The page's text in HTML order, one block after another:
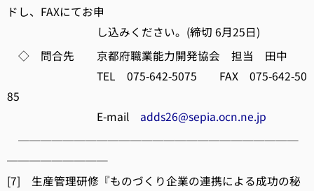
ドし、FAXにてお申
し込みください。(締切 6月25日)
◇ 問合先 京都府職業能力開発協会 担当 田中
TEL 075-642-5075 FAX 075-642-50
85
E-mail adds26@sepia.ocn.ne.jp
─────────────────────────
─────────
[7] 生産管理研修『ものづくり企業の連携による成功の秘